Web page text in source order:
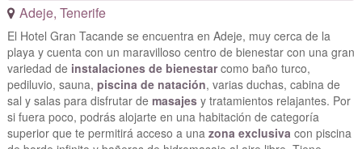
Adeje, Tenerife
El Hotel Gran Tacande se encuentra en Adeje, muy cerca de la
playa y cuenta con un maravilloso centro de bienestar con una gran
variedad de instalaciones de bienestarcomo baño turco,
pediluvio, sauna, piscina de natación, varias duchas, cabina de
sal y salas para disfrutar de masajesy tratamientos relajantes. Por
si fuera poco, podrás alojarte en una habitación de categoría
superior que te permitirá acceso a una zona exclusiva con piscina